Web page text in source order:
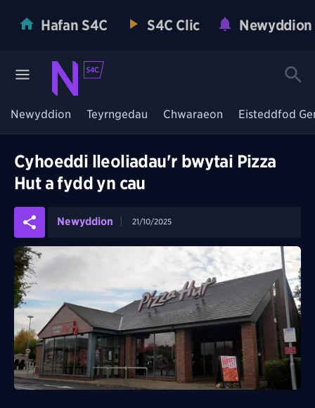
Hafan S4C S4C Clic Newyddion
Newyddion Teyrngedau Chwaraeon Eisteddfod
Cyhoeddi lleoliadau'r bwytai Pizza
Hut a fydd yn cau
Newyddion 21/10/2025